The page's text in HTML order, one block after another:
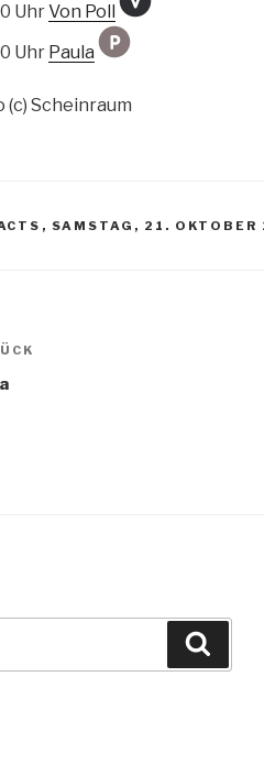
UhrVon Poll
Uhr Paula
(c) Scheinraum
, SAMSTAG, 21. OKTOBER